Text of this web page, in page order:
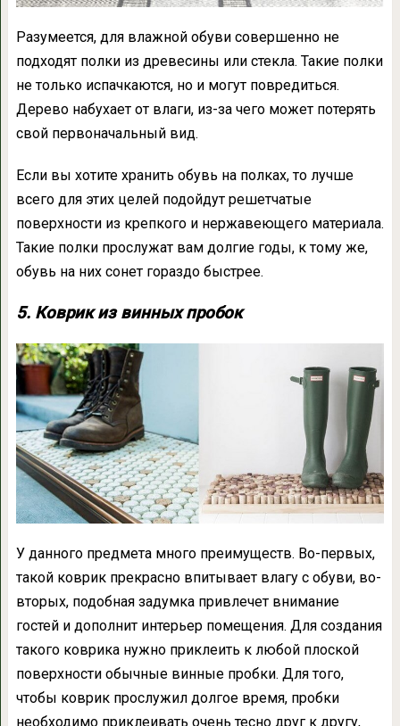
Разумеется, для влажной обуви совершенно не
подходят полки из древесины или стекла. Такие полки
не только испачкаются, но и могут повредиться.
Дерево набухает от влаги, из-за чего может потерять
свой первоначальный вид.
Если вы хотите хранить обувь на полках, то лучше
всего для этих целей подойдут решетчатые
поверхности из крепкого и нержавеющего материала.
Такие полки прослужат вам долгие годы, к тому же,
обувь на них сонет гораздо быстрее.
5. Коврик из винных пробок
У данного предмета много преимуществ. Во-первых,
такой коврик прекрасно впитывает влагу с обуви, во-
вторых, подобная задумка привлечет внимание
гостей и дополнит интерьер помещения. Для создания
такого коврика нужно приклеить к любой плоской
поверхности обычные винные пробки. Для того,
чтобы коврик прослужил долгое время, пробки
необходимо приклеивать очень тесно друг к другу,